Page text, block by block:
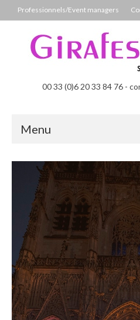
Professionnels/Event managers
00 33 (0)6 20 33 84 76 -
Menu
Les Chromatix, spécial Carnaval
Contact
Professionnels/Event managers
Les Danseuses Bulles